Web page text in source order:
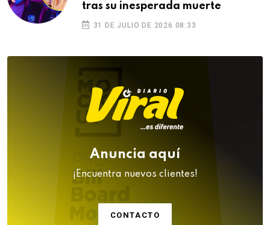
tras su inesperada muerte
31 DE JULIO DE 2026 08:33
Anuncia aquí
¡Encuentra nuevos clientes!
CONTACTO